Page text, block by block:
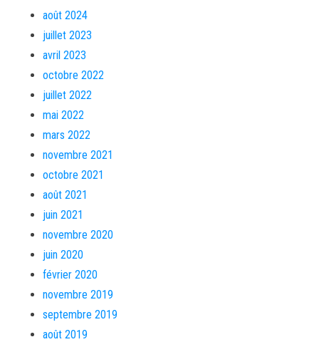
août 2024
juillet 2023
avril 2023
octobre 2022
juillet 2022
mai 2022
mars 2022
novembre 2021
octobre 2021
août 2021
juin 2021
novembre 2020
juin 2020
février 2020
novembre 2019
septembre 2019
août 2019